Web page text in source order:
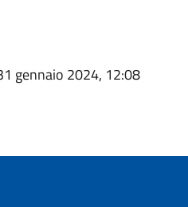
gennaio 2024, 12:08